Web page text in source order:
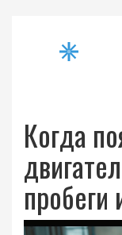
Когда